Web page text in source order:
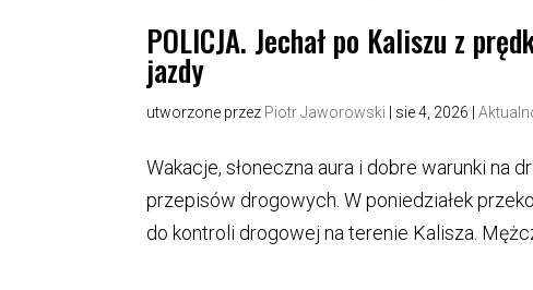
POLICJA. Jechał po Kaliszu z
jazdy
utworzone przez Piotr Jaworowski sie 4, 2026 |
Wakacje, słoneczna aura i dobre warunki na
przepisów drogowych. W poniedziałek
do kontroli drogowej na terenie Kalisza.